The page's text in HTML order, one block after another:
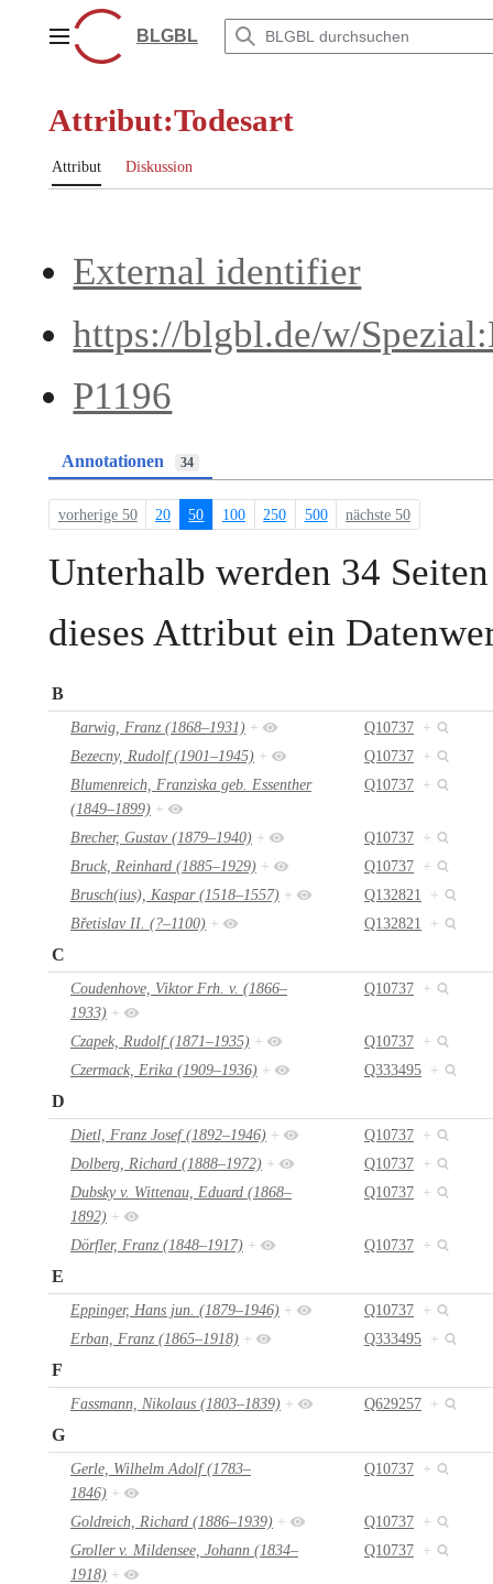
springenHauptmenüBLGBL
Attribut:Todesart
Attribut Diskussion
External identifier
https://blgbl.de/w/
P1196
Annotationen 34
vorherige 50 20 50 100 250 500 nächste 50
Unterhalb werden 34
dieses Attribut ein
B
Barwig, Franz (1868–1931) + Q10737 +
Bezecny, Rudolf (1901–1945) + Q10737 +
Blumenreich, Franziska geb. Essenther
(1849–1899) +
Q10737 +
Brecher, Gustav (1879–1940) + Q10737 +
Bruck, Reinhard (1885–1929) + Q10737 +
Brusch(ius), Kaspar (1518–1557) + Q132821
+
Břetislav II. (?–1100) + Q132821 +
C
Coudenhove, Viktor Frh. v. (1866–
1933) +
Q10737 +
Czapek, Rudolf (1871–1935) + Q10737 +
Czermack, Erika (1909–1936) + Q333495 +
D
Dietl, Franz Josef (1892–1946) + Q10737 +
Dolberg, Richard (1888–1972) + Q10737 +
Dubsky v. Wittenau, Eduard (1868–
1892) +
Q10737 +
Dörfler, Franz (1848–1917) + Q10737 +
E
Eppinger, Hans jun. (1879–1946) + Q10737 +
Erban, Franz (1865–1918) + Q333495 +
F
Fassmann, Nikolaus (1803–1839) + Q629257 +
G
Gerle, Wilhelm Adolf (1783–
1846) +
Q10737 +
Goldreich, Richard (1886–1939) + Q10737 +
Groller v. Mildensee, Johann (1834–
1918) +
Q10737 +